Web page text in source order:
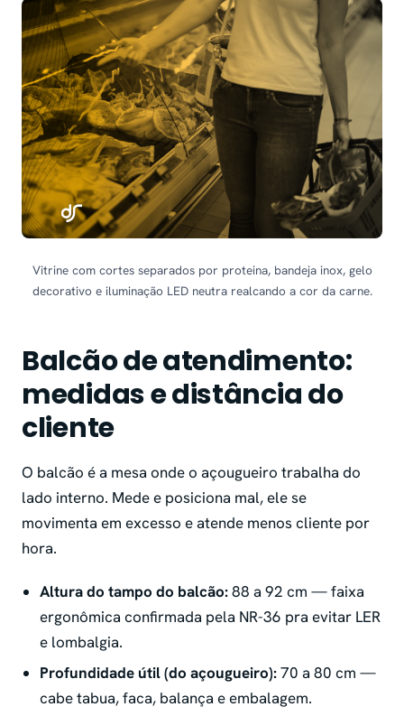
Vitrine com cortes separados por proteina, bandeja inox, gelo
decorativo e iluminação LED neutra realcando a cor da carne.
Balcão de atendimento:
medidas e distância do
cliente
O balcão é a mesa onde o açougueiro trabalha do
lado interno. Mede e posiciona mal, ele se
movimenta em excesso e atende menos cliente por
hora.
Altura do tampo do balcão:88 a 92 cm — faixa
ergonômica confirmada pela NR-36 pra evitar LER
e lombalgia.
Profundidade útil (do açougueiro):70 a 80 cm —
cabe tabua, faca, balança e embalagem.